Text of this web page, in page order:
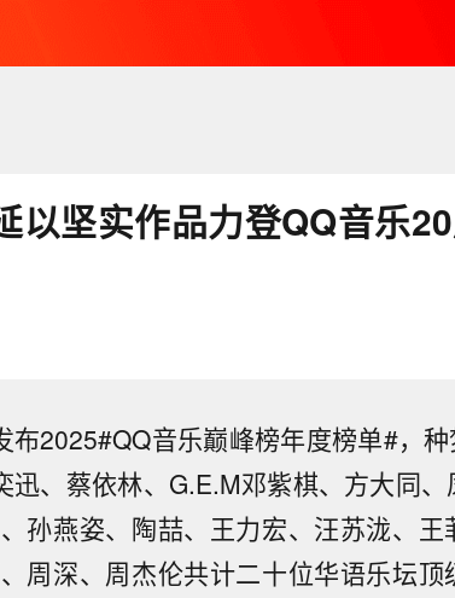
以坚实作品力登QQ音乐
布2025#QQ音乐巅峰榜年度榜单#，
迅、蔡依林、G.E.M邓紫棋、方大同
孙燕姿、陶喆、王力宏、汪苏泷、王
周深、周杰伦共计二十位华语乐坛顶